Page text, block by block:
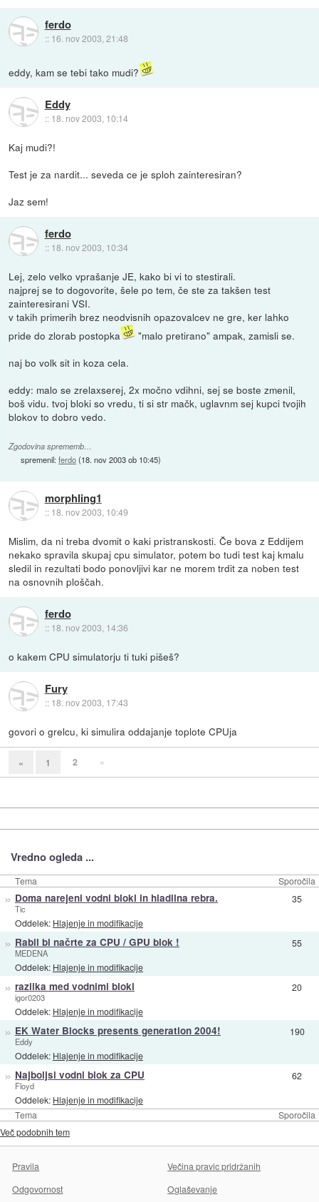
ferdo
:: 16. nov 2003, 21:48
eddy, kam se tebi tako mudi?
Eddy
:: 18. nov 2003, 10:14
Kaj mudi?!
Test je za nardit... seveda ce je sploh zainteresiran?
Jaz sem!
ferdo
:: 18. nov 2003, 10:34
Lej, zelo velko vprašanje JE, kako bi vi to stestirali.
najprej se to dogovorite, šele po tem, če ste za takšen test
zainteresirani VSI.
v takih primerih brez neodvisnih opazovalcev ne gre, ker lahko
pride do zlorab postopka
"malo pretirano" ampak, zamisli se.
naj bo volk sit in koza cela.
eddy: malo se zrelaxserej, 2x močno vdihni, sej se boste zmenil,
boš vidu. tvoj bloki so vredu, ti si str mačk, uglavnm sej kupci tvojih
blokov to dobro vedo.
Zgodovina sprememb…
spremenil:ferdo(18. nov 2003 ob 10:45)
morphling1
:: 18. nov 2003, 10:49
Mislim, da ni treba dvomit o kaki pristranskosti. Če bova z Eddijem
nekako spravila skupaj cpu simulator, potem bo tudi test kaj kmalu
sledil in rezultati bodo ponovljivi kar ne morem trdit za noben test
na osnovnih ploščah.
ferdo
:: 18. nov 2003, 14:36
o kakem CPU simulatorju ti tuki pišeš?
Fury
:: 18. nov 2003, 17:43
govori o grelcu, ki simulira oddajanje toplote CPUja
« 1 2 »
Vredno ogleda ...
Tema Sporočila
Tema Sporočila
» Doma narejeni vodni bloki in hladilna rebra.
Tic
Oddelek: Hlajenje in modifikacije
35
» Rabil bi načrte za CPU / GPU blok !
MEDENA
Oddelek: Hlajenje in modifikacije
55
» razlika med vodnimi bloki
igor0203
Oddelek: Hlajenje in modifikacije
20
» EK Water Blocks presents generation 2004!
Eddy
Oddelek: Hlajenje in modifikacije
190
» Najboljsi vodni blok za CPU
Floyd
Oddelek: Hlajenje in modifikacije
62
Več podobnih tem
Pravila
Večina pravic pridržanih
Odgovornost
Oglaševanje